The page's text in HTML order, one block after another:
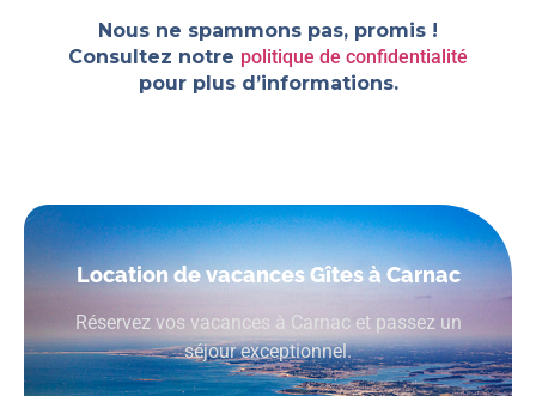
Nous ne spammons pas, promis !
Consultez notre politique de confidentialité
pour plus d’informations.
Location de vacances Gîtes à Carnac
Réservez vos vacances à Carnac et passez un
séjour exceptionnel.